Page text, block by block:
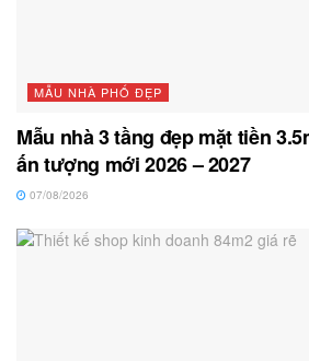
MẪU NHÀ PHỐ ĐẸP
Mẫu nhà 3 tầng đẹp mặt tiền
ấn tượng mới 2026 – 2027
07/08/2026